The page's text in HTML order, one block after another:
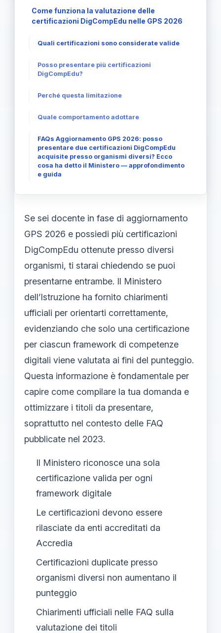
Come funziona la valutazione delle
certificazioni DigCompEdu nelle GPS 2026
Quali certificazioni sono considerate valide
Posso presentare più certificazioni
DigCompEdu?
Perché questa limitazione
Quale comportamento adottare
FAQs Aggiornamento GPS 2026: posso
presentare due certificazioni DigCompEdu
acquisite presso organismi diversi? Ecco
cosa ha detto il Ministero — approfondimento
e guida
Se sei docente in fase di aggiornamento
GPS 2026 e possiedi più certificazioni
DigCompEdu ottenute presso diversi
organismi, ti starai chiedendo se puoi
presentarne entrambe. Il Ministero
dell’Istruzione ha fornito chiarimenti
ufficiali per orientarti correttamente,
evidenziando che solo una certificazione
per ciascun framework di competenze
digitali viene valutata ai fini del punteggio.
Questa informazione è fondamentale per
capire come compilare la tua domanda e
ottimizzare i titoli da presentare,
soprattutto nel contesto delle FAQ
pubblicate nel 2023.
Il Ministero riconosce una sola
certificazione valida per ogni
framework digitale
Le certificazioni devono essere
rilasciate da enti accreditati da
Accredia
Certificazioni duplicate presso
organismi diversi non aumentano il
punteggio
Chiarimenti ufficiali nelle FAQ sulla
valutazione dei titoli